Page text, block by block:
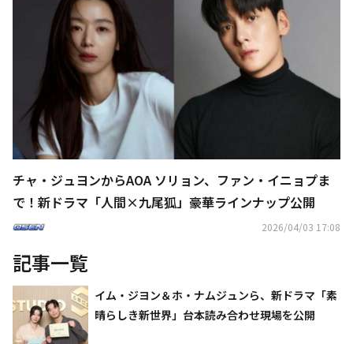
チャ・ジュヨンからAOA ソリョン、ファン・イニョプま
で！新ドラマ「人間×九尾狐」豪華ラインナップ公開
2026/04/03 17:08
記事一覧
イム・ジヨン＆ホ・ナムジュンら、新ドラマ「素
晴らしき新世界」台本読み合わせ現場を公開